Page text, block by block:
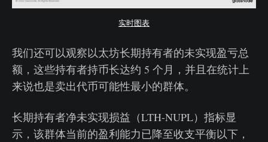
实时图表
我们还可以观察以太坊长期持有者的未实现盈亏总
额，这些持有者持币长达约 5 个月，并且在统计上
来说也是卖出代币可能性最小的群体。
长期持有者净未实现损益（LTH-NUPL）指标显
示，该群体当前的盈利能力已降至收支平衡以下，